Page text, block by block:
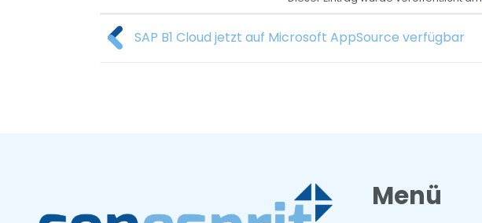
SAP B1 Cloud jetzt auf Microsoft AppSource verfügbar
Menü